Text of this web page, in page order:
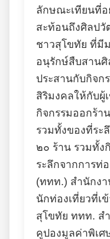
ลักษณะเทียนที่อ
สะท้อนถึงศิลป
ชาวสุโขทัย ที่มี
อนุรักษ์สืบสาน
ประสานกับกิจก
สิริมงคลให้กับผู้
กิจกรรมออกร้า
รวมทั้งของที่ระ
๒๐ ร้าน รวมทั้ง
ระลึกจากการท่
(ททท.) สำนักง
นักท่องเที่ยวที่เ
สุโขทัย ททท. ส
คูปองมูลค่าพิเศ